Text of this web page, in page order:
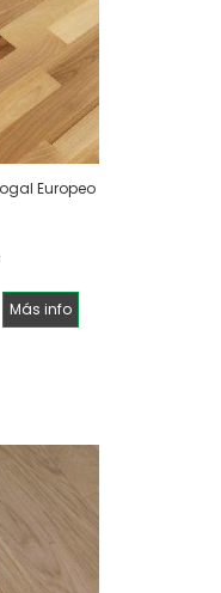
Europeo
Más info